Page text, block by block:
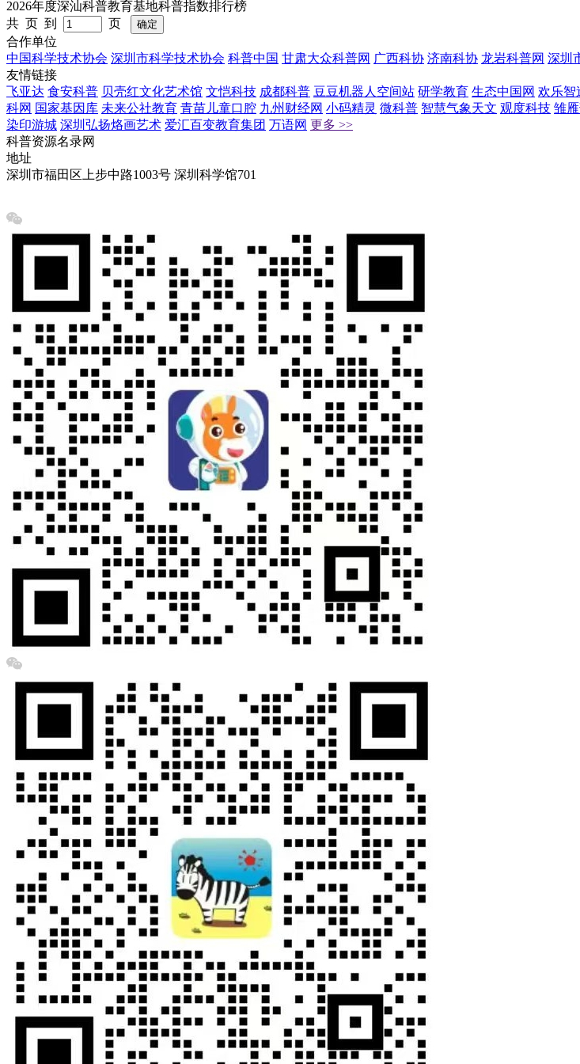
2026年度深汕科普教育基地科普指数排行榜
共 页 到
页
合作单位
中国科学技术协会 深圳市科学技术协会 科普中国 甘肃大众科普网 广西科协 济南科协 龙岩科普网 深圳
友情链接
飞亚达 食安科普 贝壳红文化艺术馆 文恺科技 成都科普 豆豆机器人空间站 研学教育 生态中国网 欢乐智
科网 国家基因库 未来公社教育 青苗儿童口腔 九州财经网 小码精灵 微科普 智慧气象天文 观度科技 雏
染印游城 深圳弘扬烙画艺术 爱汇百变教育集团 万语网 更多 >>
科普资源名录网
地址
深圳市福田区上步中路1003号 深圳科学馆701